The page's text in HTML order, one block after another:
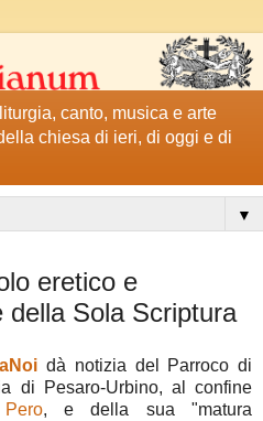
canto, musica e arte
chiesa di ieri, di oggi e di
▼
eretico e
della Sola Scriptura
dà notizia del Parroco di
di Pesaro-Urbino, al confine
, e della sua "matura